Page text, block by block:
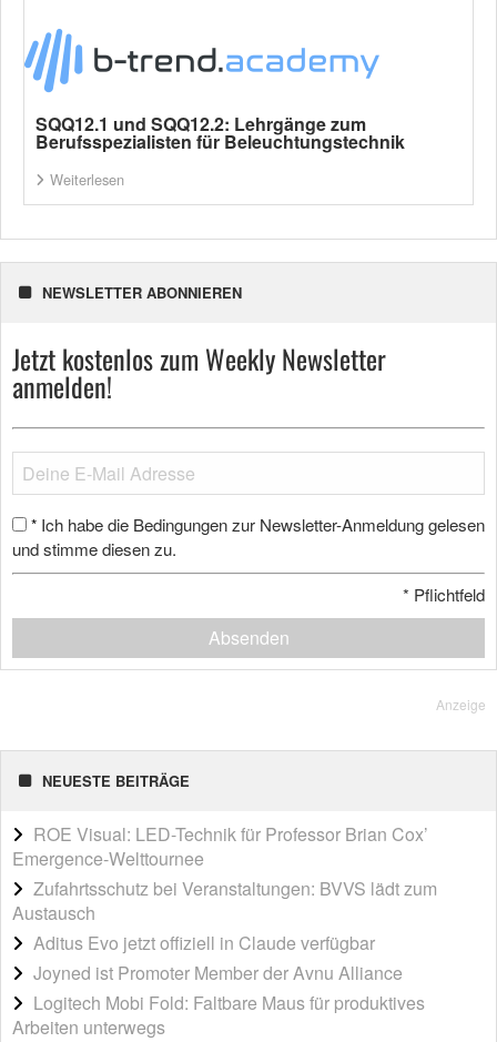
SQQ12.1 und SQQ12.2: Lehrgänge zum
Berufsspezialisten für Beleuchtungstechnik
Weiterlesen
NEWSLETTER ABONNIEREN
Jetzt kostenlos zum Weekly Newsletter
anmelden!
* Ich habe die Bedingungen zur Newsletter-Anmeldung gelesen
und stimme diesen zu.
* Pflichtfeld
Absenden
Anzeige
NEUESTE BEITRÄGE
ROE Visual: LED-Technik für Professor Brian Cox’
Emergence-Welttournee
Zufahrtsschutz bei Veranstaltungen: BVVS lädt zum
Austausch
Aditus Evo jetzt offiziell in Claude verfügbar
Joyned ist Promoter Member der Avnu Alliance
Logitech Mobi Fold: Faltbare Maus für produktives
Arbeiten unterwegs